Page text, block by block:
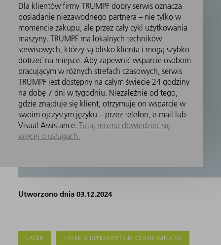
Dla klientów firmy TRUMPF dobry serwis oznacza
posiadanie niezawodnego partnera – nie tylko w
momencie zakupu, ale przez cały cykl użytkowania
maszyny. TRUMPF ma lokalnych techników
serwisowych, którzy są blisko klienta i mogą szybko
dotrzeć na miejsce. Aby zapewnić wsparcie osobom
pracującym w różnych strefach czasowych, serwis
TRUMPF jest dostępny na całym świecie 24 godziny
na dobę 7 dni w tygodniu. Niezależnie od tego,
gdzie znajduje się klient, otrzymuje on wsparcie w
swoim ojczystym języku – przez telefon, e-mail lub
Visual Assistance.Tutaj można dowiedzieć się
więcej o usługach.
Utworzono dnia 03.12.2024
LASER LASER O ULTRAKRÓTKIM CZASIE IMPULSU